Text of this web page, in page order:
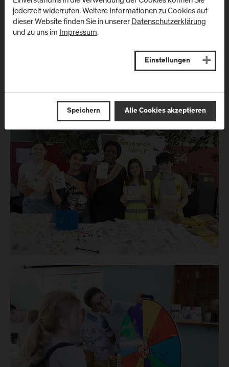
jederzeit widerrufen. Weitere Informationen zu Cookies auf
dieser Website finden Sie in unsererDatenschutzerklärung
und zu uns im Impressum.
Einstellungen
Speichern Alle Cookies akzeptieren